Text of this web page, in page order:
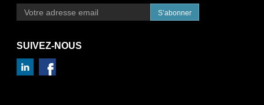
S’abonner
SUIVEZ-NOUS